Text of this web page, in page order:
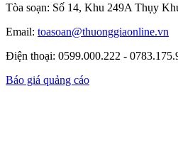
Tòa soạn: Số 14, Khu 249A Thụy
Email: toasoan@thuonggiaonline.vn
Điện thoại: 0599.000.222 -
Báo giá quảng cáo